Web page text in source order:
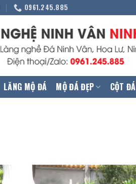
0961.245.885
LĂNG MỘ ĐÁ MỘ ĐÁ ĐẸP CỘT ĐÁ